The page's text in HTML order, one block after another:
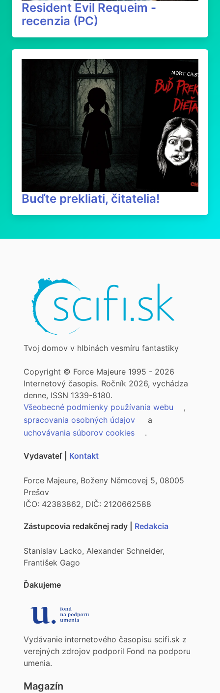
Resident Evil Requeim -
recenzia (PC)
Buďte prekliati, čitatelia!
Tvoj domov v hlbinách vesmíru fantastiky
Copyright © Force Majeure 1995 - 2026
Internetový časopis. Ročník 2026, vychádza
denne, ISSN 1339-8180.
Všeobecné podmienky používania webu
,
spracovania osobných údajov
a
uchovávania súborov cookies
.
Vydavateľ | Kontakt
Force Majeure, Boženy Němcovej 5, 08005
Prešov
IČO: 42383862, DIČ: 2120662588
Zástupcovia redakčnej rady | Redakcia
Stanislav Lacko, Alexander Schneider,
František Gago
Ďakujeme
Vydávanie internetového časopisu scifi.sk z
verejných zdrojov podporil Fond na podporu
umenia.
Magazín